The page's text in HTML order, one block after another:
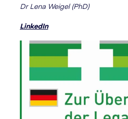
Dr Lena Weigel (PhD)
LinkedIn